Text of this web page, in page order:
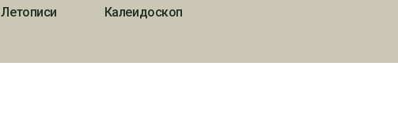
Летописи
Калеидоскоп